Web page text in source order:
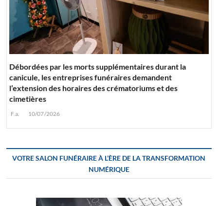
Débordées par les morts supplémentaires durant la
canicule, les entreprises funéraires demandent
l’extension des horaires des crématoriums et des
cimetières
F.a. 10/07/2026
VOTRE SALON FUNÉRAIRE À L’ÈRE DE LA TRANSFORMATION
NUMÉRIQUE